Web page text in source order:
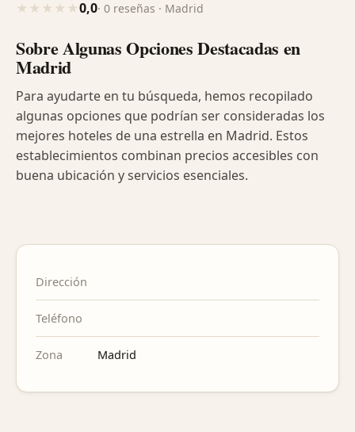
★ ★ ★ ★ ★0,0· 0 reseñas · Madrid
Sobre Algunas Opciones Destacadas en
Madrid
Para ayudarte en tu búsqueda, hemos recopilado
algunas opciones que podrían ser consideradas los
mejores hoteles de una estrella en Madrid. Estos
establecimientos combinan precios accesibles con
buena ubicación y servicios esenciales.
Dirección
Teléfono
Zona Madrid